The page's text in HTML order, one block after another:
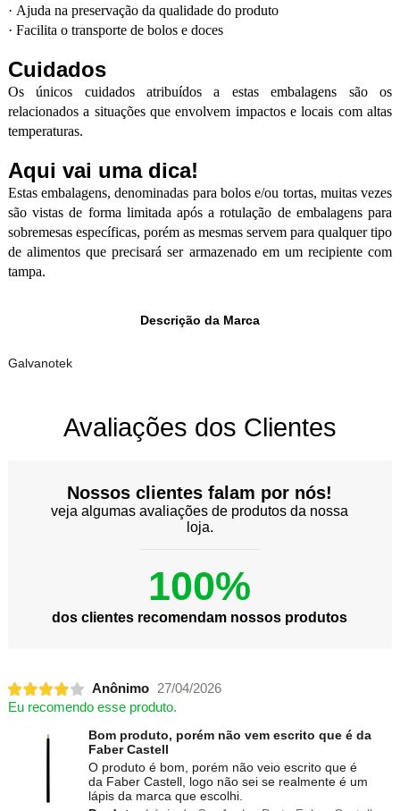
· Ajuda na preservação da qualidade do produto
· Facilita o transporte de bolos e doces
Cuidados
Os únicos cuidados atribuídos a estas embalagens são os
relacionados a situações que envolvem impactos e locais com altas
temperaturas.
Aqui vai uma dica!
Estas embalagens, denominadas para bolos e/ou tortas, muitas vezes
são vistas de forma limitada após a rotulação de embalagens para
sobremesas específicas, porém as mesmas servem para qualquer tipo
de alimentos que precisará ser armazenado em um recipiente com
tampa.
Descrição da Marca
Galvanotek
Avaliações dos Clientes
Nossos clientes falam por nós!
veja algumas avaliações de produtos da nossa
loja.
100%
dos clientes recomendam nossos produtos
Anônimo
27/04/2026
Eu recomendo esse produto.
Bom produto, porém não vem escrito que é da
Faber Castell
O produto é bom, porém não veio escrito que é
da Faber Castell, logo não sei se realmente é um
lápis da marca que escolhi.